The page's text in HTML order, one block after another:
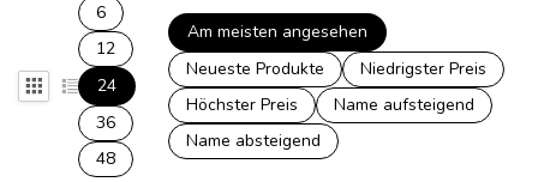
6
12
24
36
48
Am meisten angesehen
Neueste Produkte
Niedrigster Preis
Höchster Preis
Name aufsteigend
Name absteigend